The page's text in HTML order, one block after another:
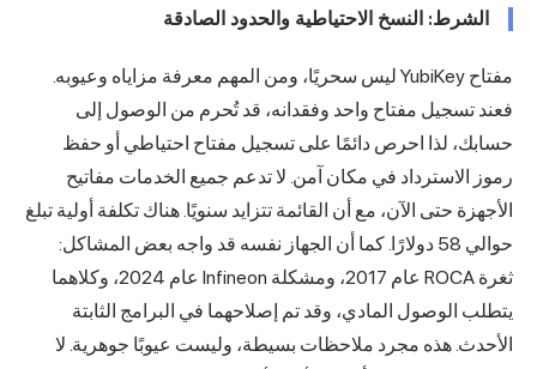
الشرط: النسخ الاحتياطية والحدود الصادقة
مفتاح YubiKey ليس سحريًا، ومن المهم معرفة مزاياه وعيوبه.
فعند تسجيل مفتاح واحد وفقدانه، قد تُحرم من الوصول إلى
حسابك، لذا احرص دائمًا على تسجيل مفتاح احتياطي أو حفظ
رموز الاسترداد في مكان آمن. لا تدعم جميع الخدمات مفاتيح
الأجهزة حتى الآن، مع أن القائمة تتزايد سنويًا. هناك تكلفة أولية تبلغ
حوالي 58 دولارًا. كما أن الجهاز نفسه قد واجه بعض المشاكل:
ثغرة ROCA عام 2017، ومشكلة Infineon عام 2024، وكلاهما
يتطلب الوصول المادي، وقد تم إصلاحهما في البرامج الثابتة
الأحدث. هذه مجرد ملاحظات بسيطة، وليست عيوبًا جوهرية. لا